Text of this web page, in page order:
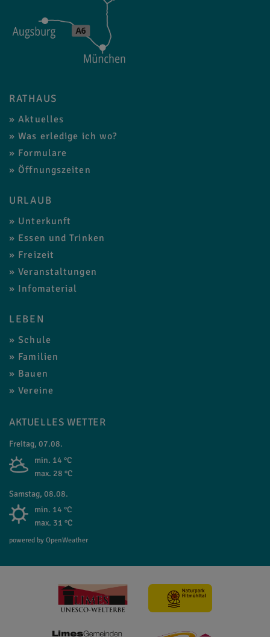
RATHAUS
Aktuelles
Was erledige ich wo?
Formulare
Öffnungszeiten
URLAUB
Unterkunft
Essen und Trinken
Freizeit
Veranstaltungen
Infomaterial
LEBEN
Schule
Familien
Bauen
Vereine
AKTUELLES WETTER
Freitag, 07.08.
min. 14 °C
max. 28 °C
Samstag, 08.08.
min. 14 °C
max. 31 °C
powered by OpenWeather